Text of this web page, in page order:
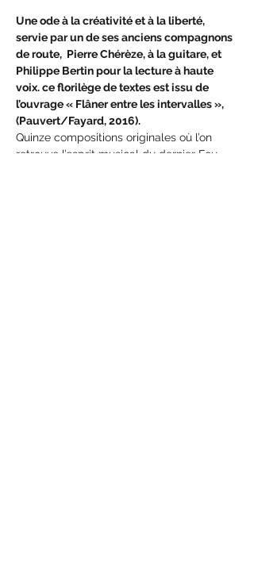
Une ode à la créativité et à la liberté,
servie par un de ses anciens compagnons
de route,  Pierre Chérèze, à la guitare, et
Philippe Bertin pour la lecture à haute
voix. ce florilège de textes est issu de
l’ouvrage « Flâner entre les intervalles »,
(Pauvert/Fayard, 2016).
Quinze compositions originales où l’on
retrouve l’esprit musical du dernier Fou